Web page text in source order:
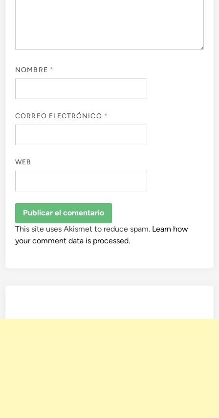
NOMBRE *
CORREO ELECTRÓNICO *
WEB
This site uses Akismet to reduce spam. Learn how
your comment data is processed.